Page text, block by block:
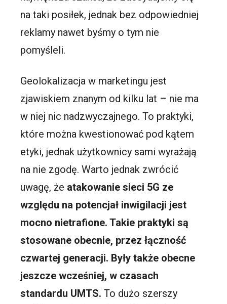
na taki posiłek, jednak bez odpowiedniej
reklamy nawet byśmy o tym nie
pomyśleli.
Geolokalizacja w marketingu jest
zjawiskiem znanym od kilku lat – nie ma
w niej nic nadzwyczajnego. To praktyki,
które można kwestionować pod kątem
etyki, jednak użytkownicy sami wyrażają
na nie zgodę. Warto jednak zwrócić
uwagę, że atakowanie sieci 5G ze
względu na potencjał inwigilacji jest
mocno nietrafione. Takie praktyki są
stosowane obecnie, przez łączność
czwartej generacji. Były także obecne
jeszcze wcześniej, w czasach
standardu UMTS.To dużo szerszy